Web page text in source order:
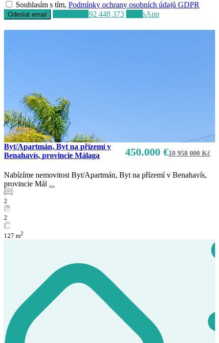
Prodej
Souhlasím s tím,Podmínky ochrany osobních údajů GDPR
+34 692 448 373 WhatsApp
450.000 €10 958 000 Kč
Byt/Apartmán, Byt na přízemí v
Benahavís, provincie Málaga
Nabízíme nemovitost Byt/Apartmán, Byt na přízemí v Benahavís,
provincie Mál ...
2
2
127 m2